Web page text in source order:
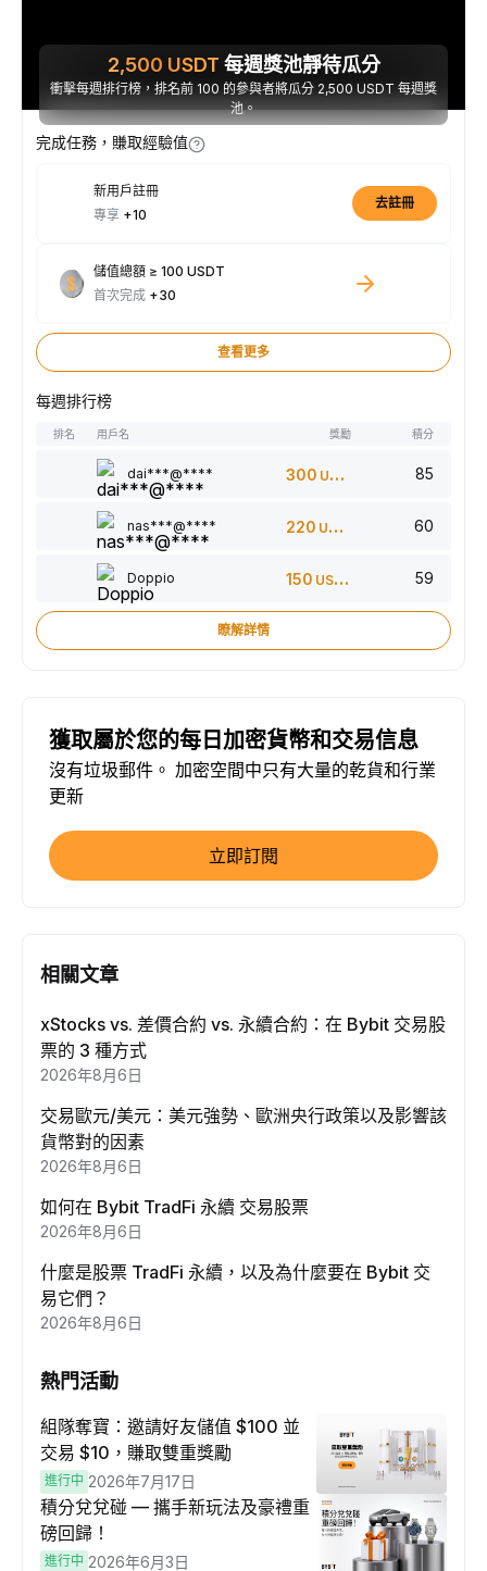
2,500 USDT 每週獎池靜待瓜分
衝擊每週排行榜，排名前 100 的參與者將瓜分 2,500 USDT 每週獎
池。
完成任務，賺取經驗值
新用戶註冊
專享 +10
去註冊
儲值總額 ≥ 100 USDT
首次完成 +30
查看更多
每週排行榜
排名 用戶名 獎勵 積分
dai***@**** 300 USDT 85
nas***@**** 220 USDT 60
Doppio 150 USDT 59
瞭解詳情
獲取屬於您的每日加密貨幣和交易信息
沒有垃圾郵件。 加密空間中只有大量的乾貨和行業
更新
立即訂閱
相關文章
xStocks vs. 差價合約 vs. 永續合約：在 Bybit 交易股
票的 3 種方式
2026年8月6日
交易歐元/美元：美元強勢、歐洲央行政策以及影響該
貨幣對的因素
2026年8月6日
如何在 Bybit TradFi 永續 交易股票
2026年8月6日
什麼是股票 TradFi 永續，以及為什麼要在 Bybit 交
易它們？
2026年8月6日
熱門活動
組隊奪寶：邀請好友儲值 $100 並
交易 $10，賺取雙重獎勵
進行中 2026年7月17日
積分兌兌碰 — 攜手新玩法及豪禮重
磅回歸！
進行中 2026年6月3日